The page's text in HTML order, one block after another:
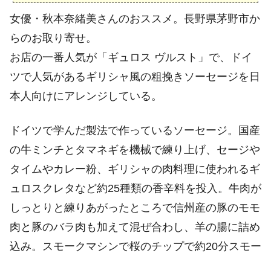
女優・秋本奈緒美さんのおススメ。長野県茅野市か
らのお取り寄せ。
お店の一番人気が「ギュロス ヴルスト」で、ドイ
ツで人気があるギリシャ風の粗挽きソーセージを日
本人向けにアレンジしている。
ドイツで学んだ製法で作っているソーセージ。国産
の牛ミンチとタマネギを機械で練り上げ、セージや
タイムやカレー粉、ギリシャの肉料理に使われるギ
ュロスクレタなど約25種類の香辛料を投入。牛肉が
しっとりと練りあがったところで信州産の豚のモモ
肉と豚のバラ肉も加えて混ぜ合わし、羊の腸に詰め
込み。スモークマシンで桜のチップで約20分スモー